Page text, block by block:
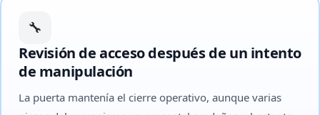
🔧
Revisión de acceso después de un intento
de manipulación
La puerta mantenía el cierre operativo, aunque varias